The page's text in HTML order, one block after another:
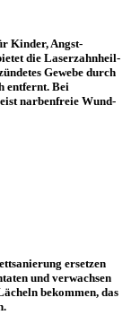
Kinder, Angst­
die Laser­zahn­heil­
Gewebe durch
ent­fernt. Bei
narben­freie Wund­
er­setzen
und ver­wachsen
be­kommen, das